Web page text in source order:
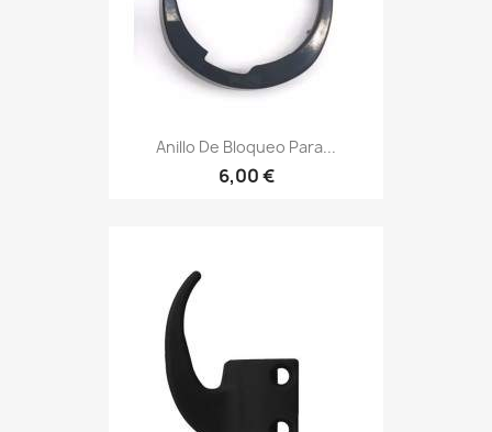
Anillo De Bloqueo Para...
6,00 €